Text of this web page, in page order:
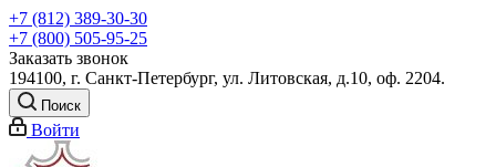
+7 (812) 389-30-30
+7 (800) 505-95-25
Заказать звонок
194100, г. Санкт-Петербург, ул. Литовская, д.10, оф. 2204.
Поиск
Войти